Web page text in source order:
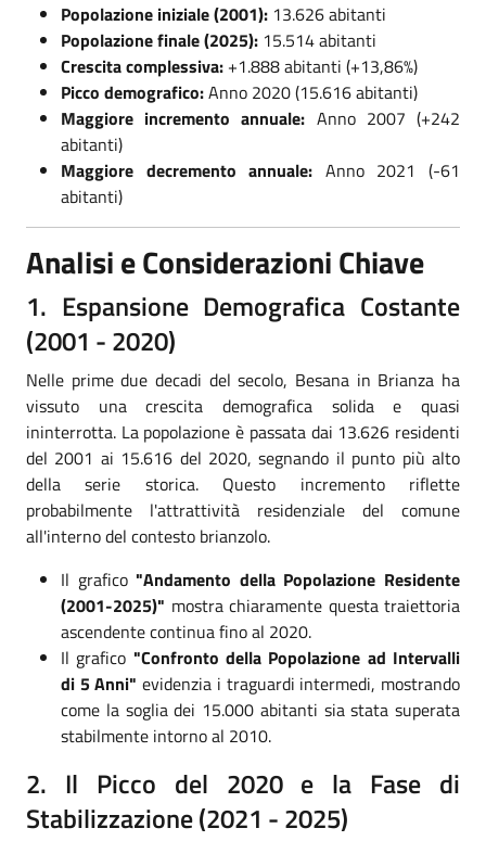
Popolazione iniziale (2001): 13.626 abitanti
Popolazione finale (2025): 15.514 abitanti
Crescita complessiva: +1.888 abitanti (+13,86%)
Picco demografico:Anno 2020 (15.616 abitanti)
Maggiore incremento annuale: Anno 2007 (+242
abitanti)
Maggiore decremento annuale: Anno 2021 (-61
abitanti)
Analisi e Considerazioni Chiave
1. Espansione Demografica Costante
(2001 - 2020)
Nelle prime due decadi del secolo, Besana in Brianza ha
vissuto una crescita demografica solida e quasi
ininterrotta. La popolazione è passata dai 13.626 residenti
del 2001 ai 15.616 del 2020, segnando il punto più alto
della serie storica. Questo incremento riflette
probabilmente l'attrattività residenziale del comune
all'interno del contesto brianzolo.
Il grafico"Andamento della Popolazione Residente
(2001-2025)" mostra chiaramente questa traiettoria
ascendente continua fino al 2020.
Il grafico "Confronto della Popolazione ad Intervalli
di 5 Anni" evidenzia i traguardi intermedi, mostrando
come la soglia dei 15.000 abitanti sia stata superata
stabilmente intorno al 2010.
2. Il Picco del 2020 e la Fase di
Stabilizzazione (2021 - 2025)